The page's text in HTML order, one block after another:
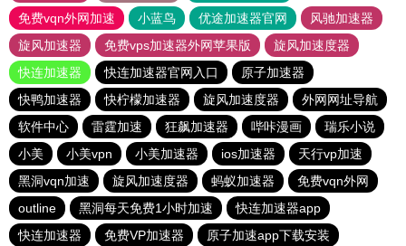
免费vqn外网加速
小蓝鸟 优途加速器官网
风驰加速器
旋风加速器
免费vps加速器外网苹果版
旋风加速度器
快连加速器
快连加速器官网入口
原子加速器
快鸭加速器
快柠檬加速器 旋风加速度器
外网网址导航
软件中心
雷霆加速 狂飙加速器 哔咔漫画
瑞乐小说
小美
小美vpn 小美加速器 ios加速器
天行vp加速
黑洞vqn加速
旋风加速度器 蚂蚁加速器
免费vqn外网
outline
黑洞每天免费1小时加速
快连加速器app
快连加速器
免费VP加速器 原子加速app下载安装